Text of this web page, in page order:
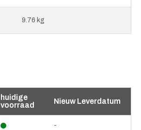
9.76 kg
huidige
voorraad
Nieuw Leverdatum
-